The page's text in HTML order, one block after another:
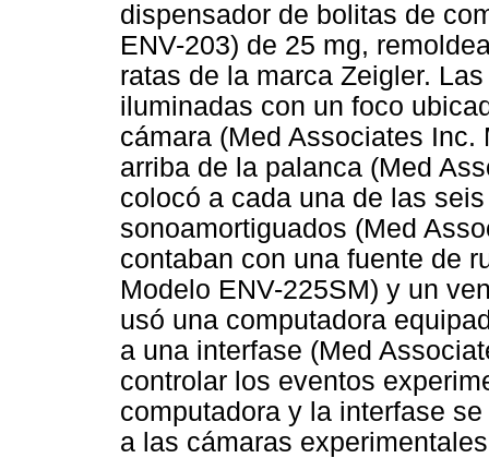
dispensador de bolitas de
ENV-203) de 25 mg,
ratas de la marca Zeigler.
iluminadas con un foco
cámara (Med Associates
arriba de la palanca (Med
colocó a cada una de las
sonoamortiguados (Med
contaban con una fuente de
Modelo ENV-225SM) y un
usó una computadora
a una interfase (Med
controlar los eventos
computadora y la interfase
a las cámaras